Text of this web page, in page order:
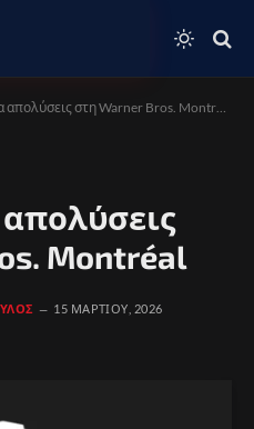
στη Warner Bros. Montréal
Montréal
15 ΜΑΡΤΊΟΥ, 2026